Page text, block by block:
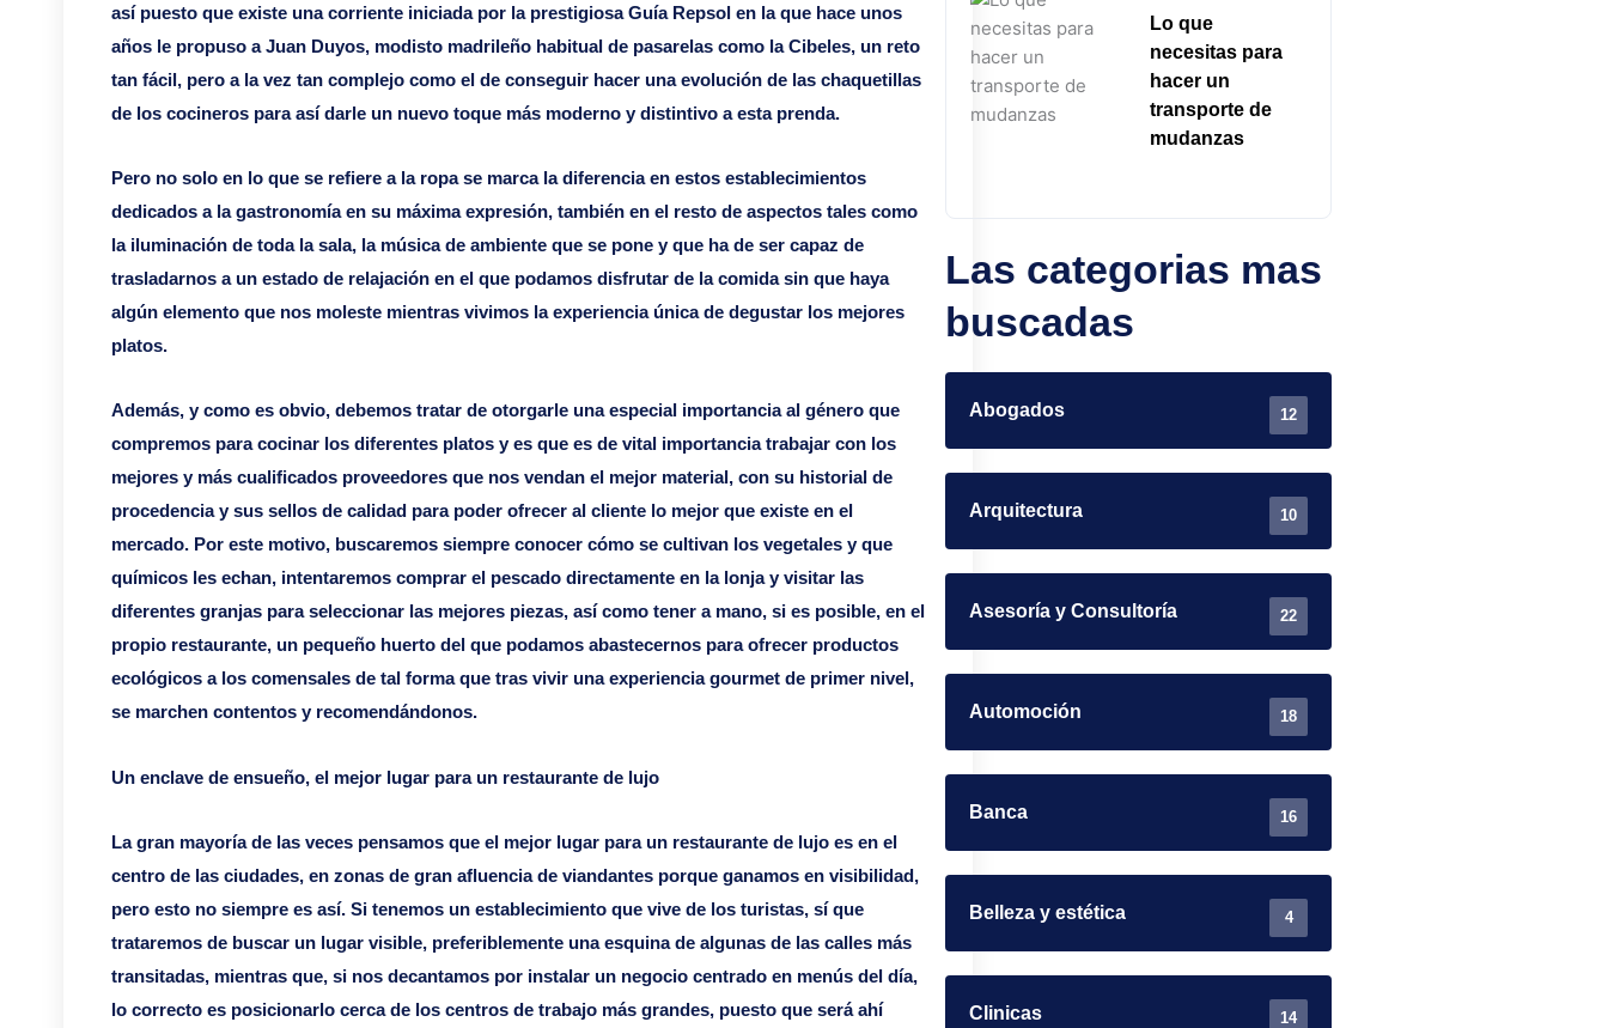
así puesto que existe una corriente iniciada por la prestigiosa Guía Repsol en la que hace unos
años le propuso a Juan Duyos, modisto madrileño habitual de pasarelas como la Cibeles, un reto
tan fácil, pero a la vez tan complejo como el de conseguir hacer una evolución de las chaquetillas
de los cocineros para así darle un nuevo toque más moderno y distintivo a esta prenda.
Pero no solo en lo que se refiere a la ropa se marca la diferencia en estos establecimientos
dedicados a la gastronomía en su máxima expresión, también en el resto de aspectos tales como
la iluminación de toda la sala, la música de ambiente que se pone y que ha de ser capaz de
trasladarnos a un estado de relajación en el que podamos disfrutar de la comida sin que haya
algún elemento que nos moleste mientras vivimos la experiencia única de degustar los mejores
platos.
Además, y como es obvio, debemos tratar de otorgarle una especial importancia al género que
compremos para cocinar los diferentes platos y es que es de vital importancia trabajar con los
mejores y más cualificados proveedores que nos vendan el mejor material, con su historial de
procedencia y sus sellos de calidad para poder ofrecer al cliente lo mejor que existe en el
mercado. Por este motivo, buscaremos siempre conocer cómo se cultivan los vegetales y que
químicos les echan, intentaremos comprar el pescado directamente en la lonja y visitar las
diferentes granjas para seleccionar las mejores piezas, así como tener a mano, si es posible, en el
propio restaurante, un pequeño huerto del que podamos abastecernos para ofrecer productos
ecológicos a los comensales de tal forma que tras vivir una experiencia gourmet de primer nivel,
se marchen contentos y recomendándonos.
Un enclave de ensueño, el mejor lugar para un restaurante de lujo
La gran mayoría de las veces pensamos que el mejor lugar para un restaurante de lujo es en el
centro de las ciudades, en zonas de gran afluencia de viandantes porque ganamos en visibilidad,
pero esto no siempre es así. Si tenemos un establecimiento que vive de los turistas, sí que
trataremos de buscar un lugar visible, preferiblemente una esquina de algunas de las calles más
transitadas, mientras que, si nos decantamos por instalar un negocio centrado en menús del día,
lo correcto es posicionarlo cerca de los centros de trabajo más grandes, puesto que será ahí
Lo que
necesitas para
hacer un
transporte de
mudanzas
Las categorias mas
buscadas
Abogados 12
Arquitectura 10
Asesoría y Consultoría 22
Automoción 18
Banca 16
Belleza y estética 4
Clinicas 14